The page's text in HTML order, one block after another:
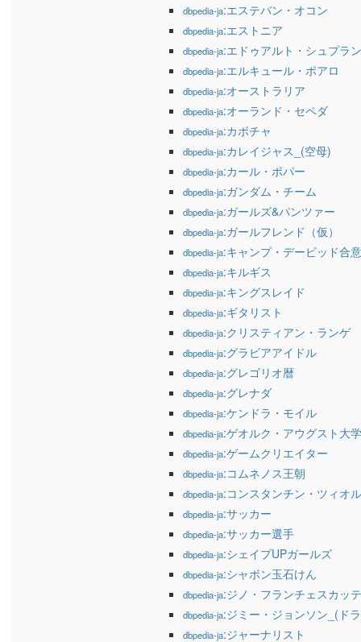
dbpedia-ja:エステバン・オコン
dbpedia-ja:エストニア
dbpedia-ja:エドゥアルト・シュプラ
dbpedia-ja:エルキュール・ポアロ
dbpedia-ja:オーストラリア
dbpedia-ja:オーランド・セペダ
dbpedia-ja:カボチャ
dbpedia-ja:カレイジャス_(空母)
dbpedia-ja:カール・ポパー
dbpedia-ja:ガンダム・チーム
dbpedia-ja:ガールズ&パンツァー
dbpedia-ja:ガールフレンド（仮）
dbpedia-ja:キャンプ・デービッド合意
dbpedia-ja:キルギス
dbpedia-ja:キングスレイド
dbpedia-ja:ギタリスト
dbpedia-ja:クリスティアン・ランゲ
dbpedia-ja:グラビアアイドル
dbpedia-ja:グレゴリオ暦
dbpedia-ja:グレナダ
dbpedia-ja:ケンドラ・モイル
dbpedia-ja:ゲオルク・アウグスト大
dbpedia-ja:ゲームクリエイター
dbpedia-ja:コムネノス王朝
dbpedia-ja:コンスタンチン・ツィオ
dbpedia-ja:サッカー
dbpedia-ja:サッカー選手
dbpedia-ja:シェイプUPガールズ
dbpedia-ja:シャボン玉石けん
dbpedia-ja:ジノ・フランチェスカッ
dbpedia-ja:ジミー・ジョンソン_(ド
dbpedia-ja:ジャーナリスト